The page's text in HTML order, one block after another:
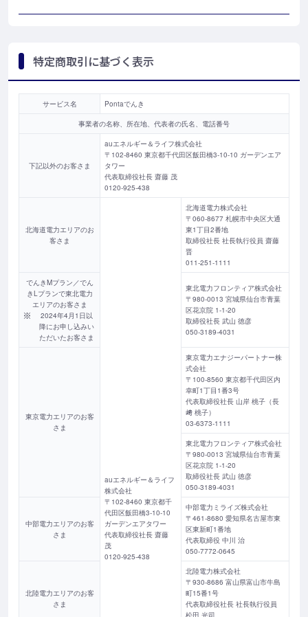
特定商取引に基づく表示
サービス名 Pontaでんき
事業者の名称、所在地、代表者の氏名、電話番号
下記以外のお客さま
auエネルギー＆ライフ株式会社
〒102-8460 東京都千代田区飯田橋3-10-10 ガーデンエア
タワー
代表取締役社長 齋藤 茂
0120-925-438
北海道電力エリアのお
客さま
auエネルギー＆ライフ
株式会社
〒102-8460 東京都千
代田区飯田橋3-10-10
ガーデンエアタワー
代表取締役社長 齋藤
茂
0120-925-438
北海道電力株式会社
〒060-8677 札幌市中央区大通
東1丁目2番地
取締役社長 社長執行役員 齋藤
晋
011-251-1111
でんきMプラン／でん
きLプランで東北電力
エリアのお客さま
2024年4月1日以
降にお申し込みい
ただいたお客さま
東北電力フロンティア株式会社
〒980-0013 宮城県仙台市青葉
区花京院 1-1-20
取締役社長 武山 徳彦
050-3189-4031
東京電力エリアのお客
さま
東京電力エナジーパートナー株
式会社
〒100-8560 東京都千代田区内
幸町1丁目1番3号
代表取締役社長 山岸 桃子（長
﨑 桃子）
03-6373-1111
東北電力フロンティア株式会社
〒980-0013 宮城県仙台市青葉
区花京院 1-1-20
取締役社長 武山 徳彦
050-3189-4031
中部電力エリアのお客
さま
中部電力ミライズ株式会社
〒461-8680 愛知県名古屋市東
区東新町1番地
代表取締役 中川 治
050-7772-0645
北陸電力エリアのお客
さま
北陸電力株式会社
〒930-8686 富山県富山市牛島
町15番1号
代表取締役社長 社長執行役員
松田 光司